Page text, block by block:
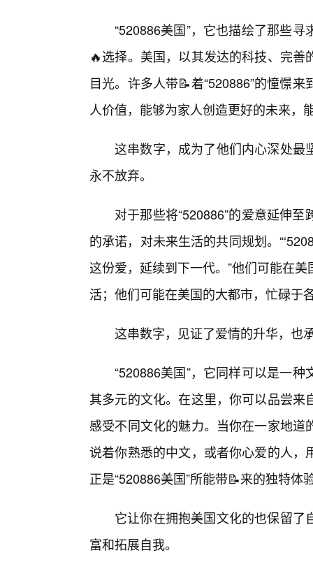
“520886美国”，它也描绘了那些
🔥选择。美国，以其发达的科技、完
目光。许多人带📝着“520886”的憧憬
人价值，能够为家人创造更好的未来，
这串数字，成为了他们内心深处最
永不放弃。
对于那些将“520886”的爱意延伸
的承诺，对未来生活的共同规划。
这份爱，延续到下一代。”他们可能在
活；他们可能在美国的大都市，忙碌于
这串数字，见证了爱情的升华，也
“520886美国”，它同样可以是一
其多元的文化。在这里，你可以品尝
感受不同文化的魅力。当你在一家地
说着你熟悉的中文，或者你心爱的人
正是“520886美国”所能带📝来的独特体
它让你在拥抱美国文化的也保留
富和拓展自我。